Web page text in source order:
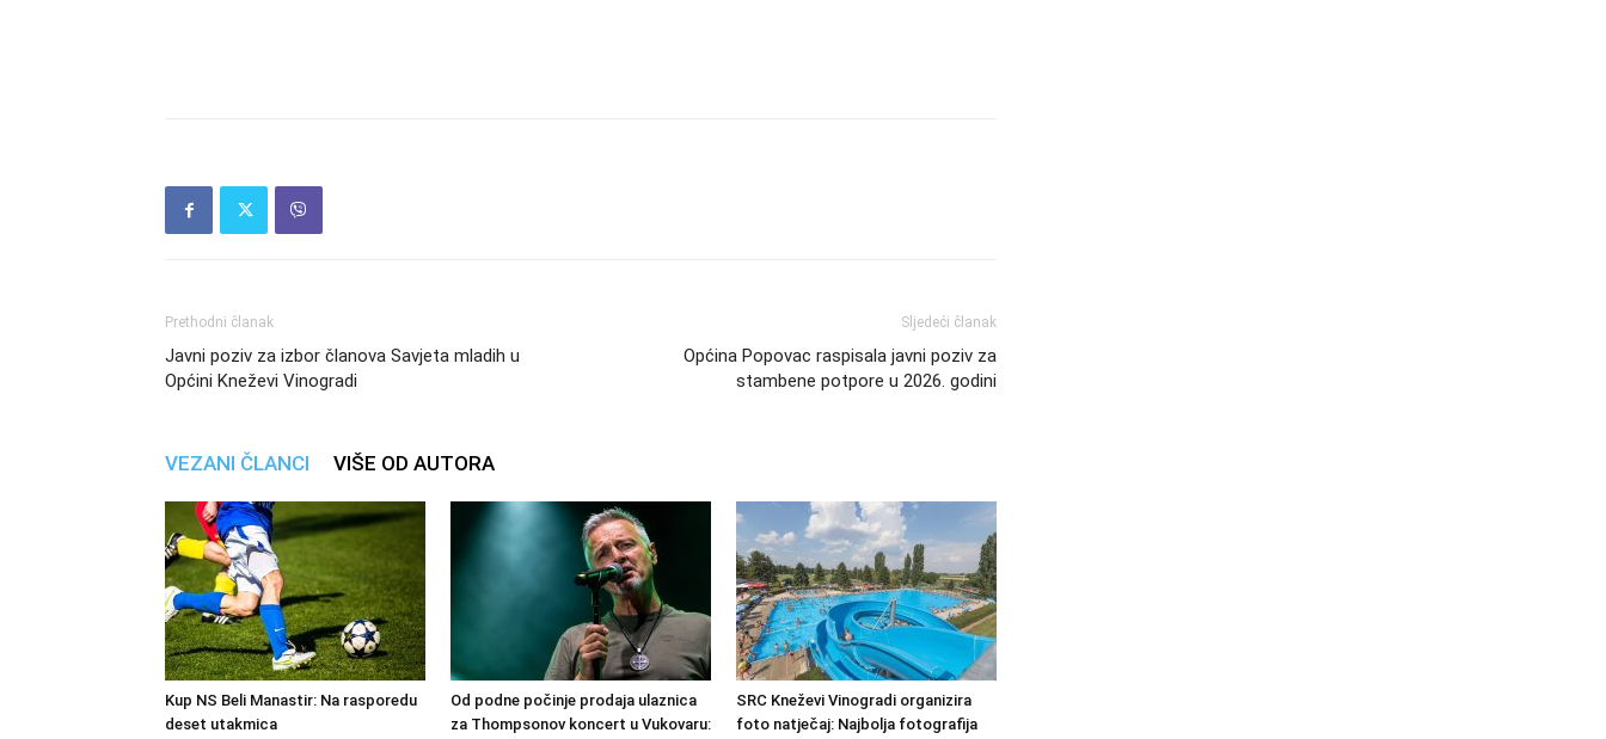
Prethodni članak
Javni poziv za izbor članova Savjeta mladih u
Općini Kneževi Vinogradi
Sljedeći članak
Općina Popovac raspisala javni poziv za
stambene potpore u 2026. godini
VEZANI ČLANCI VIŠE OD AUTORA
Kup NS Beli Manastir: Na rasporedu
deset utakmica
Od podne počinje prodaja ulaznica
za Thompsonov koncert u Vukovaru:
SRC Kneževi Vinogradi organizira
foto natječaj: Najbolja fotografija